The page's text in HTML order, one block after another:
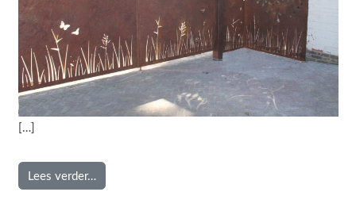
[…]
Lees verder…from Poort met zijstuk natuurmotief